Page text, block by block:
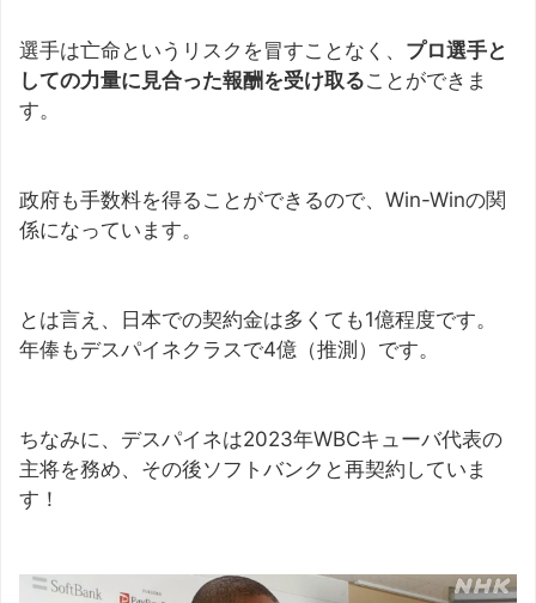
選手は亡命というリスクを冒すことなく、 プロ選手と
しての力量に見合った報酬を受け取ることができま
す。
政府も手数料を得ることができるので、Win-Winの関
係になっています。
とは言え、日本での契約金は多くても1億程度です。
年俸もデスパイネクラスで4億（推測）です。
ちなみに、デスパイネは2023年WBCキューバ代表の
主将を務め、その後ソフトバンクと再契約していま
す！